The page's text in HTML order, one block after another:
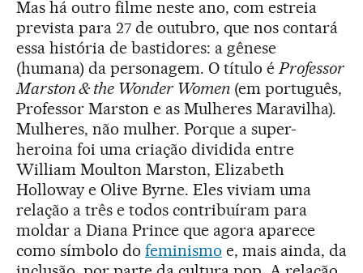
Mas há outro filme neste ano, com estreia
prevista para 27 de outubro, que nos contará
essa história de bastidores: a gênese
(humana) da personagem. O título é Professor
Marston & the Wonder Women (em português,
Professor Marston e as Mulheres Maravilha).
Mulheres, não mulher. Porque a super-
heroina foi uma criação dividida entre
William Moulton Marston, Elizabeth
Holloway e Olive Byrne. Eles viviam uma
relação a três e todos contribuíram para
moldar a Diana Prince que agora aparece
como símbolo do feminismo e, mais ainda, da